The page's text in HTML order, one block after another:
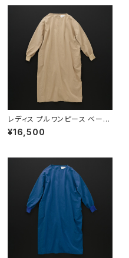
レディス プルワンピース ベージ
ュ
¥16,500